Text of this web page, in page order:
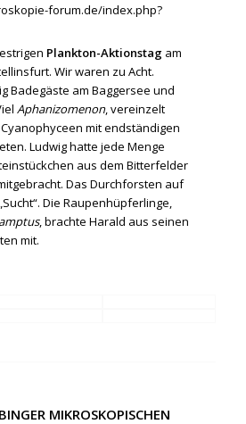
forum.de/index.php?
Plankton-Aktionstagam
Wir waren zu Acht.
Badegäste am Baggersee und
Aphanizomenon, vereinzelt
mit endständigen
Ludwig hatte jede Menge
aus dem Bitterfelder
Das Durchforsten auf
Die Raupenhüpferlinge,
, brachte Harald aus seinen
mit.
MIKROSKOPISCHEN